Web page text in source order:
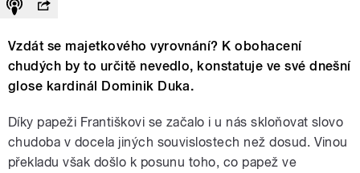
Vzdát se majetkového vyrovnání? K obohacení
chudých by to určitě nevedlo, konstatuje ve své dnešní
glose kardinál Dominik Duka.
Díky papeži Františkovi se začalo i u nás skloňovat slovo
chudoba v docela jiných souvislostech než dosud. Vinou
překladu však došlo k posunu toho, co papež ve